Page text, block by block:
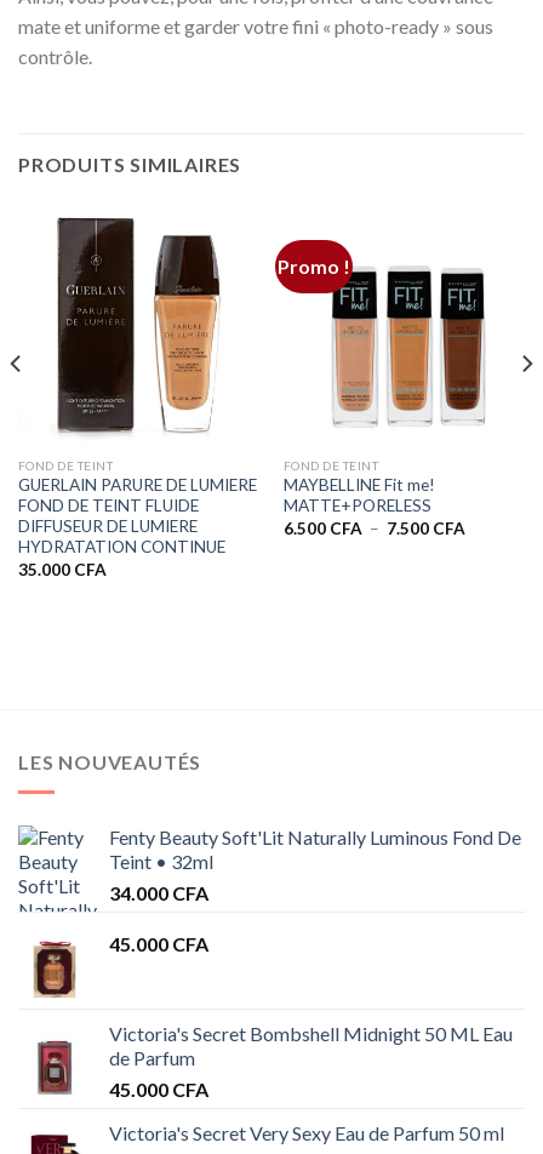
mate et uniforme et garder votre fini « photo-ready » sous
contrôle.
PRODUITS SIMILAIRES
FOND DE TEINT
GUERLAIN PARURE DE LUMIERE
FOND DE TEINT FLUIDE
DIFFUSEUR DE LUMIERE
HYDRATATION CONTINUE
35.000 CFA
Promo !
FOND DE TEINT
MAYBELLINE Fit me!
MATTE+PORELESS
6.500 CFA – 7.500 CFAPlage
LES NOUVEAUTÉS
Fenty Beauty Soft'Lit Naturally Luminous Fond De
Teint • 32ml
34.000 CFA
45.000 CFA
Victoria's Secret Bombshell Midnight 50 ML Eau
de Parfum
45.000 CFA
Victoria's Secret Very Sexy Eau de Parfum 50 ml